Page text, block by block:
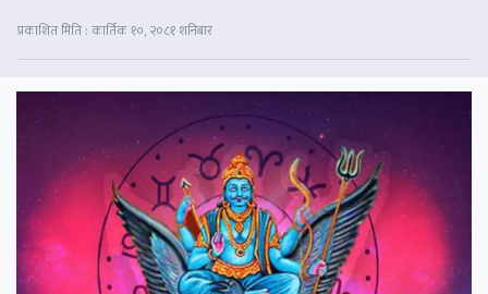
प्रकाशित मिति : कार्तिक १०, २०८१ शनिबार